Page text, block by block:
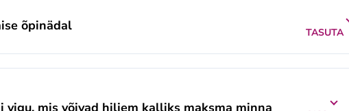
õpinädal TASUTA
vigu, mis võivad hiljem kalliks maksma minna